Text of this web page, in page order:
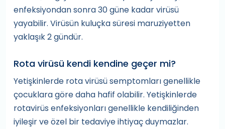
enfeksiyondan sonra 30 güne kadar virüsü
yayabilir. Virüsün kuluçka süresi maruziyetten
yaklaşık 2 gündür.
Rota virüsü kendi kendine geçer mi?
Yetişkinlerde rota virüsü semptomları genellikle
çocuklara göre daha hafif olabilir. Yetişkinlerde
rotavirüs enfeksiyonları genellikle kendiliğinden
iyileşir ve özel bir tedaviye ihtiyaç duymazlar.